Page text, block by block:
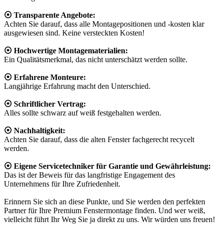
⦿ Transparente Angebote:
Achten Sie darauf, dass alle Montagepositionen und -kosten klar
ausgewiesen sind. Keine versteckten Kosten!
⦿ Hochwertige Montagematerialien:
Ein Qualitätsmerkmal, das nicht unterschätzt werden sollte.
⦿ Erfahrene Monteure:
Langjährige Erfahrung macht den Unterschied.
⦿ Schriftlicher Vertrag:
Alles sollte schwarz auf weiß festgehalten werden.
⦿ Nachhaltigkeit:
Achten Sie darauf, dass die alten Fenster fachgerecht recycelt
werden.
⦿ Eigene Servicetechniker für Garantie und Gewährleistung:
Das ist der Beweis für das langfristige Engagement des
Unternehmens für Ihre Zufriedenheit.
Erinnern Sie sich an diese Punkte, und Sie werden den perfekten
Partner für Ihre Premium Fenstermontage finden. Und wer weiß,
vielleicht führt Ihr Weg Sie ja direkt zu uns. Wir würden uns freuen!